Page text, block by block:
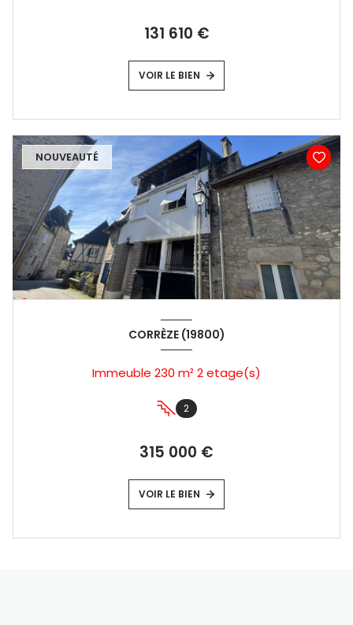
131 610 €
VOIR LE BIEN
NOUVEAUTÉ
CORRÈZE (19800)
Immeuble 230 m² 2 etage(s)
2
315 000 €
VOIR LE BIEN